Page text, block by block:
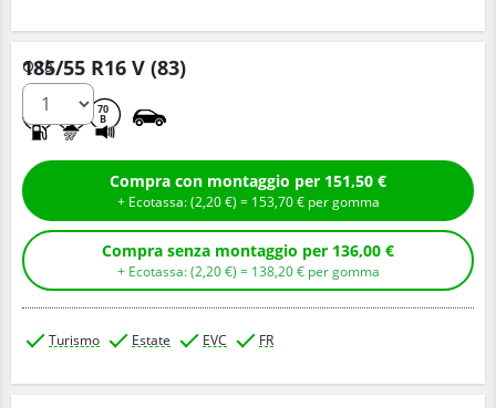
185/55 R16 V (83)
70
B
Q.tà
Compra con montaggio per 151,50 €
+ Ecotassa: (2,20€ ) = 153,70€ per gomma
Compra senza montaggio per 136,00 €
+ Ecotassa: (2,20€ ) = 138,20€ per gomma
Turismo Estate EVC FR